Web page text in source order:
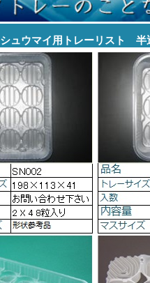
シュウマイ用トレーリスト 半